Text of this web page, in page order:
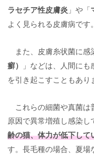
ラセチア性皮膚炎 」や「
よく見られる皮膚病です。
また、皮膚糸状菌に感
癬）
」などは、人間に
を引き起こすこともあり
これらの細菌や真菌は
原因で異常増殖し感染し
齢の猫、体力が低下し
す。長毛種の場合、夏場